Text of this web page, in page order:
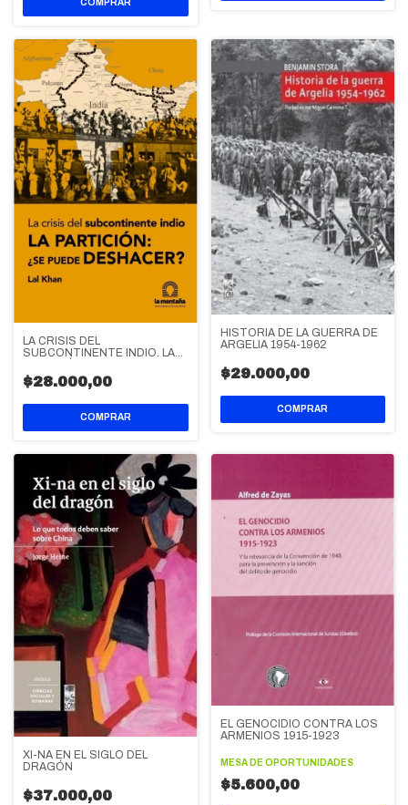
LA CRISIS DEL
SUBCONTINENTE INDIO. LA
DESHACER?
$28.000,00
HISTORIA DE LA GUERRA DE
ARGELIA 1954-1962
$29.000,00
XI-NA EN EL SIGLO DEL
DRAGÓN
$37.000,00
EL GENOCIDIO CONTRA LOS
ARMENIOS 1915-1923
MESA DE OPORTUNIDADES
$5.600,00